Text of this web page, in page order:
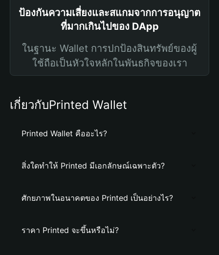
ป้องกันความเสี่ยงและสแกมจากการอนุญาต
ที่มากเกินไปของ DApp
ในฐานะ Wallet การปกป้องสินทรัพย์ของผู้
ใช้ถือเป็นหัวใจหลักในพันธกิจของเรา
เกี่ยวกับPrinted Wallet
Printed Wallet คืออะไร?
สิ่งใดทำให้ Printed มีเอกลักษณ์เฉพาะตัว?
ศักยภาพในอนาคตของ Printed เป็นอย่างไร?
ราคา Printed จะขึ้นหรือไม่?